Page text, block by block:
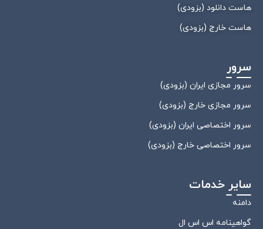
هاست دانلود (بزودی)
هاست خارج (بزودی)
سرور
سرور مجازی ایران (بزودی)
سرور مجازی خارج (بزودی)
سرور اختصاصی ایران (بزودی)
سرور اختصاصی خارج (بزودی)
سایر خدمات
دامنه
گواهینامه اس اس ال